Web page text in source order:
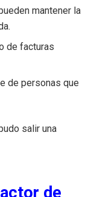
mantener la
de facturas
de personas que
salir una
de